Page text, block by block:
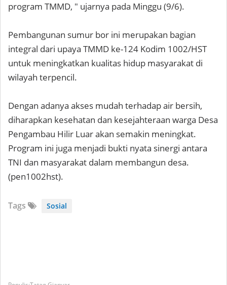
program TMMD, " ujarnya pada Minggu (9/6).
Pembangunan sumur bor ini merupakan bagian
integral dari upaya TMMD ke-124 Kodim 1002/HST
untuk meningkatkan kualitas hidup masyarakat di
wilayah terpencil.
Dengan adanya akses mudah terhadap air bersih,
diharapkan kesehatan dan kesejahteraan warga Desa
Pengambau Hilir Luar akan semakin meningkat.
Program ini juga menjadi bukti nyata sinergi antara
TNI dan masyarakat dalam membangun desa.
(pen1002hst).
Tags Sosial